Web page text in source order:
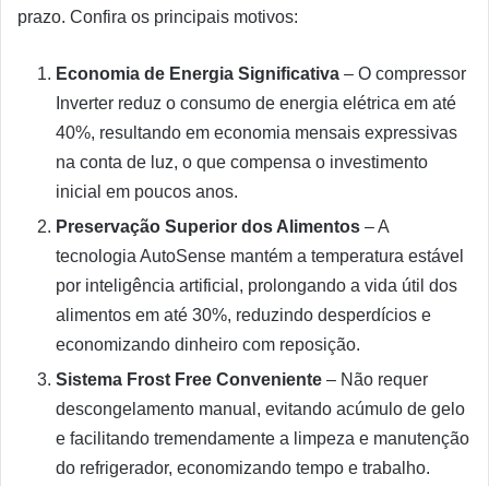
prazo. Confira os principais motivos:
Economia de Energia Significativa – O compressor
Inverter reduz o consumo de energia elétrica em até
40%, resultando em economia mensais expressivas
na conta de luz, o que compensa o investimento
inicial em poucos anos.
Preservação Superior dos Alimentos – A
tecnologia AutoSense mantém a temperatura estável
por inteligência artificial, prolongando a vida útil dos
alimentos em até 30%, reduzindo desperdícios e
economizando dinheiro com reposição.
Sistema Frost Free Conveniente – Não requer
descongelamento manual, evitando acúmulo de gelo
e facilitando tremendamente a limpeza e manutenção
do refrigerador, economizando tempo e trabalho.